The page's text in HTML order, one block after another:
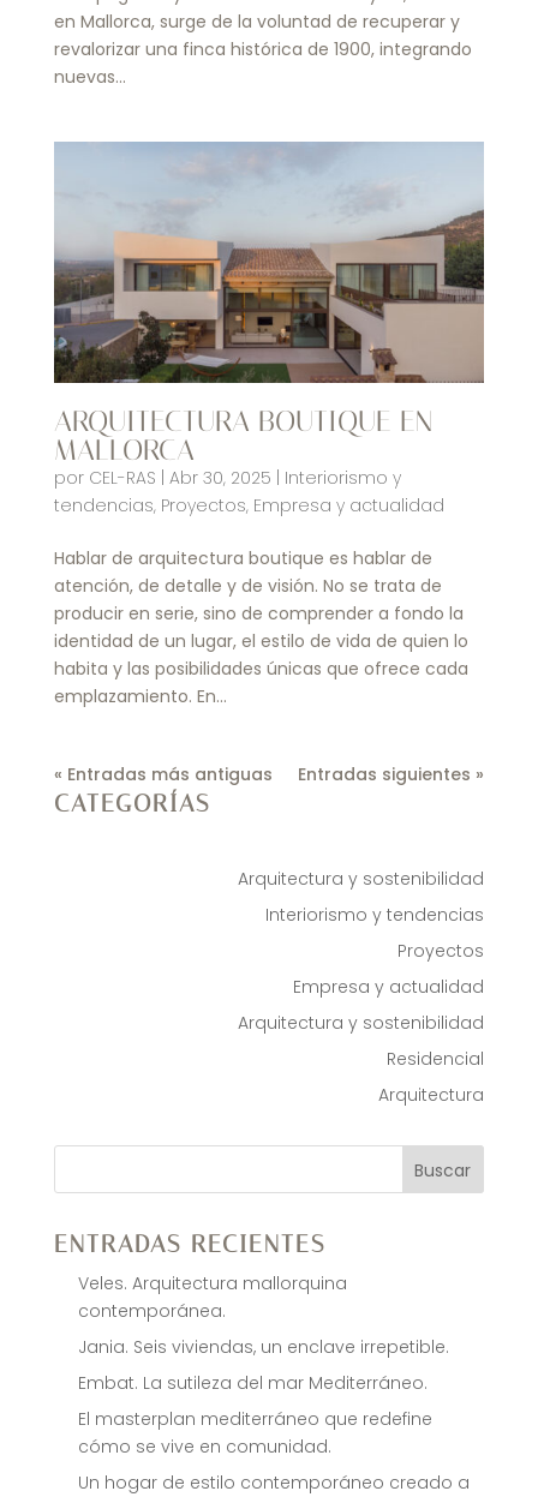
en Mallorca, surge de la voluntad de recuperar y
revalorizar una finca histórica de 1900, integrando
nuevas...
ARQUITECTURA BOUTIQUE EN
MALLORCA
por CEL-RAS Abr 30, 2025
Interiorismo y
tendencias, Proyectos, Empresa y actualidad
Hablar de arquitectura boutique es hablar de
atención, de detalle y de visión. No se trata de
producir en serie, sino de comprender a fondo la
identidad de un lugar, el estilo de vida de quien lo
habita y las posibilidades únicas que ofrece cada
emplazamiento. En...
« Entradas más antiguas Entradas siguientes »
CATEGORÍAS
Arquitectura y sostenibilidad
Interiorismo y tendencias
Proyectos
Empresa y actualidad
Arquitectura y sostenibilidad
Residencial
Arquitectura
Buscar
ENTRADAS RECIENTES
Veles. Arquitectura mallorquina
contemporánea.
Jania. Seis viviendas, un enclave irrepetible.
Embat. La sutileza del mar Mediterráneo.
El masterplan mediterráneo que redefine
cómo se vive en comunidad.
Un hogar de estilo contemporáneo creado a